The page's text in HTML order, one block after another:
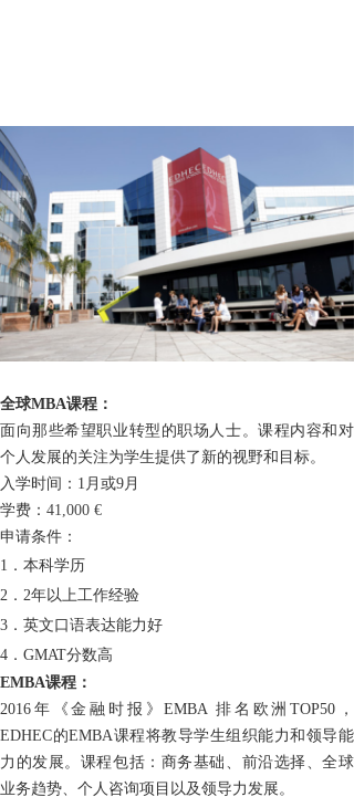
全球MBA课程：
面向那些希望职业转型的职场 人士。课程内容和对
个人发展的关注为学生提供了新的视野和 目标。
入学时间： 1月或9月
学费： 41,000 €
申请条件：
1． 本科学历
2． 2年以上工作经验
3． 英文口语表达能力好
4． GMAT分数高
EMBA课程：
2016年《金融时报》EMBA排名欧洲TOP50 ，
EDHEC的EMBA课程将教导学生组织能力和 领导能
力 的发展。 课程包括：商务基础 、前沿选择、全球
业务趋势、 个人咨询项目 以及领导力发展。